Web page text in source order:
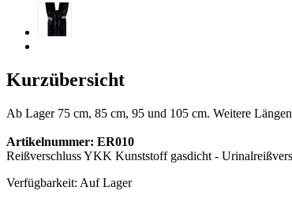
Kurzübersicht
Ab Lager 75 cm, 85 cm, 95 und 105 cm. Weitere
Artikelnummer: ER010
Reißverschluss YKK Kunststoff gasdicht -
Verfügbarkeit: Auf Lager